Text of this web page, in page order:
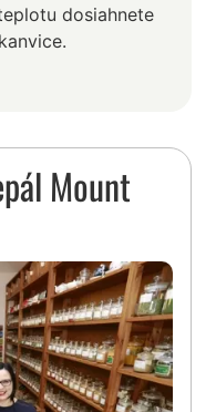
dosiahnete
Mount